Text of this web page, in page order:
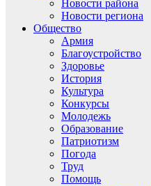
Новости района
Новости региона
Общество
Армия
Благоустройство
Здоровье
История
Культура
Конкурсы
Молодежь
Образование
Патриотизм
Погода
Труд
Помощь